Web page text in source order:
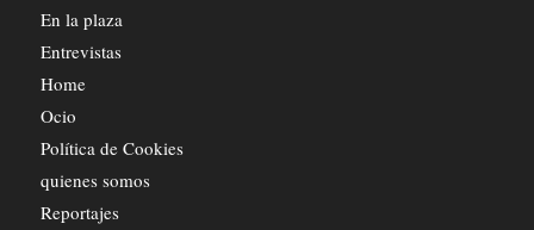
En la plaza
Entrevistas
Home
Ocio
Política de Cookies
quienes somos
Reportajes